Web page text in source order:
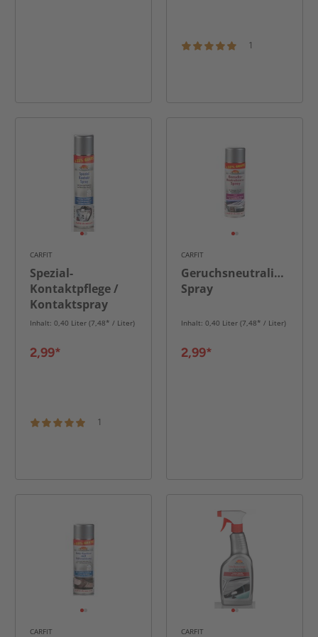
1
CARFIT
Spezial-
Kontaktpflege /
Kontaktspray
Inhalt: 0,40 Liter (7,48* / Liter)
2,99*
1
CARFIT
Geruchsneutralisierer
Spray
Inhalt: 0,40 Liter (7,48* / Liter)
2,99*
CARFIT CARFIT